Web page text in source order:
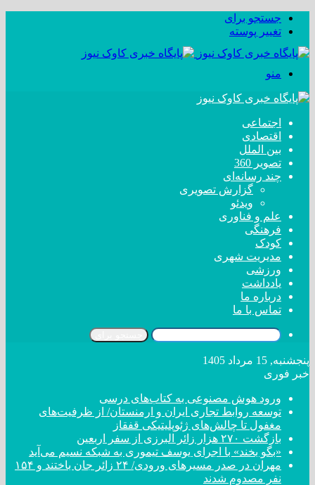
جستجو برای
تغییر پوسته
منو
اجتماعی
اقتصادی
بین الملل
تصویر 360
چند رسانه‌ای
گزارش تصویری
ویدئو
علم و فناوری
فرهنگی
کودک
مدیریت شهری
ورزشی
یادداشت
درباره ما
تماس با ما
پنجشنبه, 15 مرداد 1405
خبر فوری
ورود هوش مصنوعی به کتاب‌های درسی
توسعه روابط تجاری ایران و ارمنستان/ از ظرفیت‌های
مغفول تا چالش‌های ژئوپلیتیکی قفقاز
بازگشت ۲۷۰ هزار زائر البرزی از سفر اربعین
«بگو بخند» با اجرای یوسف تیموری به شبکه نسیم می‌آید
مهران در صدر مسیر‌های ورودی/ ۲۴ زائر جان باختند و ۱۵۴
نفر مصدوم شدند